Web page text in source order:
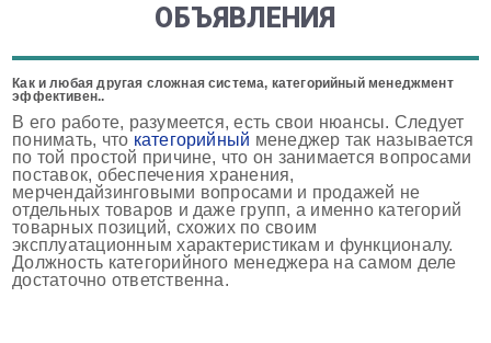
ОБЪЯВЛЕНИЯ
Как и любая другая сложная система, категорийный менеджмент
эффективен..
В его работе, разумеется, есть свои нюансы. Следует
понимать, что категорийный менеджер так называется
по той простой причине, что он занимается вопросами
поставок, обеспечения хранения,
мерчендайзинговыми вопросами и продажей не
отдельных товаров и даже групп, а именно категорий
товарных позиций, схожих по своим
эксплуатационным характеристикам и функционалу.
Должность категорийного менеджера на самом деле
достаточно ответственна.